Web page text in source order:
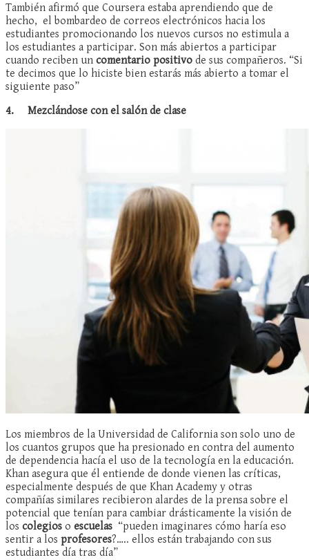
También afirmó que Coursera estaba aprendiendo que de
hecho, el bombardeo de correos electrónicos hacia los
estudiantes promocionando los nuevos cursos no estimula a
los estudiantes a participar. Son más abiertos a participar
cuando reciben un comentario positivo de sus compañeros. “Si
te decimos que lo hiciste bien estarás más abierto a tomar el
siguiente paso”
4. Mezclándose con el salón de clase
Los miembros de la Universidad de California son solo uno de
los cuantos grupos que ha presionado en contra del aumento
de dependencia hacía el uso de la tecnología en la educación.
Khan asegura que él entiende de donde vienen las críticas,
especialmente después de que Khan Academy y otras
compañías similares recibieron alardes de la prensa sobre el
potencial que tenían para cambiar drásticamente la visión de
los colegios o escuelas “pueden imaginares cómo haría eso
sentir a los profesores?….. ellos están trabajando con sus
estudiantes día tras día”